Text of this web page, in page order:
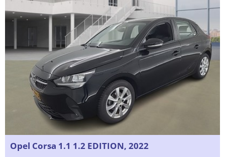
Opel Corsa 1.1 1.2 EDITION, 2022